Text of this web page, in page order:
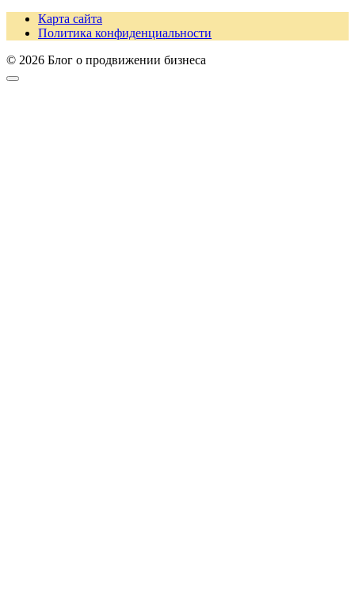
Карта сайта
Политика конфиденциальности
© 2026 Блог о продвижении бизнеса